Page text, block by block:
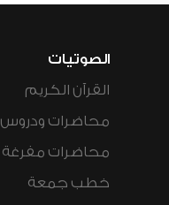
الصوتيات
القرآن الكريم
محاضرات ودروس
محاضرات مفرغة
خطب جمعة